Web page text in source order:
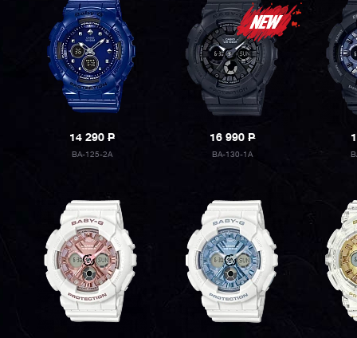
14 290P
BA-125-2A
16 990P
BA-130-1A